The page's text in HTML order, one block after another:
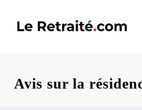
contenu
Avis sur la